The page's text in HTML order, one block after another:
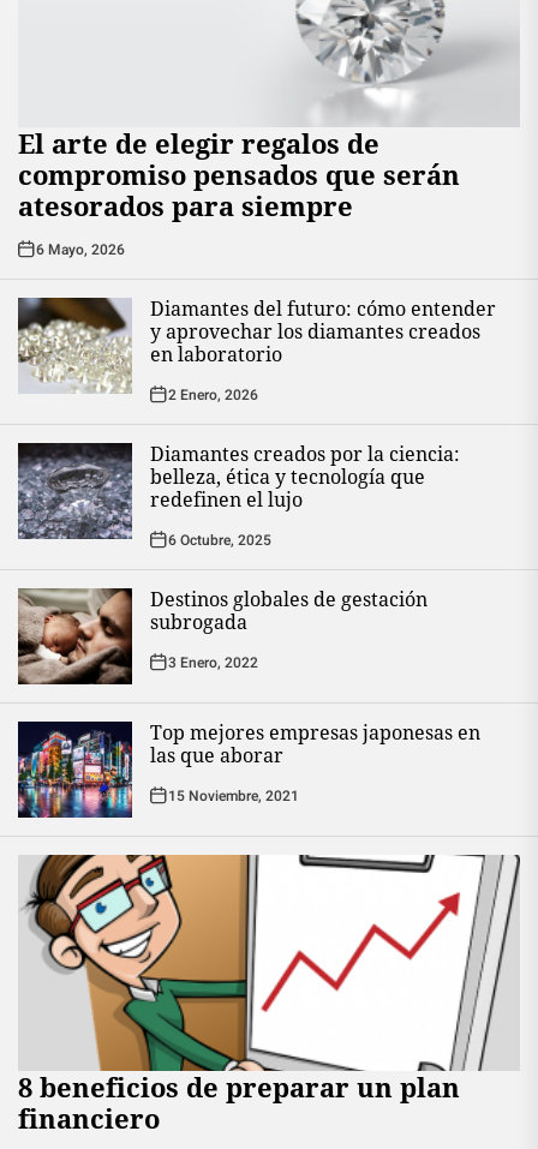
El arte de elegir regalos de
compromiso pensados que serán
atesorados para siempre
6 Mayo, 2026
Diamantes del futuro: cómo entender
y aprovechar los diamantes creados
en laboratorio
2 Enero, 2026
Diamantes creados por la ciencia:
belleza, ética y tecnología que
redefinen el lujo
6 Octubre, 2025
Destinos globales de gestación
subrogada
3 Enero, 2022
Top mejores empresas japonesas en
las que aborar
15 Noviembre, 2021
8 beneficios de preparar un plan
financiero